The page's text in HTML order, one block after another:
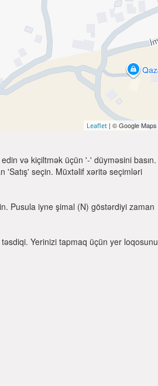
Leaflet | © Google Maps
və kiçiltmək üçün '-' düyməsini basın.
'Satış' seçin. Müxtəlif xəritə seçimləri
Pusula iyne şimal (N) göstərdiyi zaman
təsdiqi. Yerinizi tapmaq üçün yer loqosunu